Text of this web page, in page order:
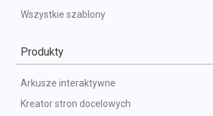
Wszystkie szablony
Produkty
Arkusze interaktywne
Kreator stron docelowych